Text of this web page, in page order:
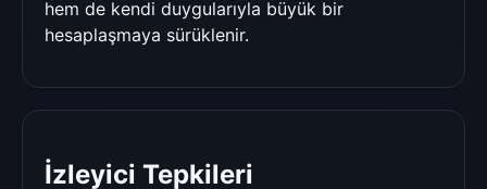
hem de kendi duygularıyla büyük bir
hesaplaşmaya sürüklenir.
İzleyici Tepkileri